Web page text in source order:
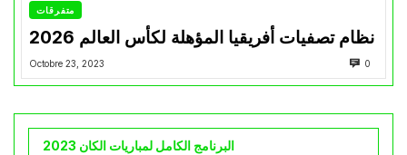
متفرقات
نظام تصفيات أفريقيا المؤهلة لكأس العالم 2026
Octobre 23, 2023 0
البرنامج الكامل لمباريات الكان 2023